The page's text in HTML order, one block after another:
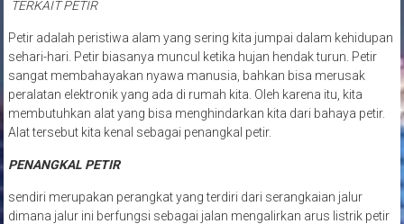
TERKAIT PETIR
Petir adalah peristiwa alam yang sering kita jumpai dalam kehidupan
sehari-hari. Petir biasanya muncul ketika hujan hendak turun. Petir
sangat membahayakan nyawa manusia, bahkan bisa merusak
peralatan elektronik yang ada di rumah kita. Oleh karena itu, kita
membutuhkan alat yang bisa menghindarkan kita dari bahaya petir.
Alat tersebut kita kenal sebagai penangkal petir.
PENANGKAL PETIR
sendiri merupakan perangkat yang terdiri dari serangkaian jalur
dimana jalur ini berfungsi sebagai jalan mengalirkan arus listrik petir